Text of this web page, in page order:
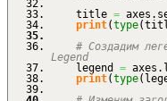
title = axes.
print(type(
# Создадим
Legend
legend = axes.
print(type(